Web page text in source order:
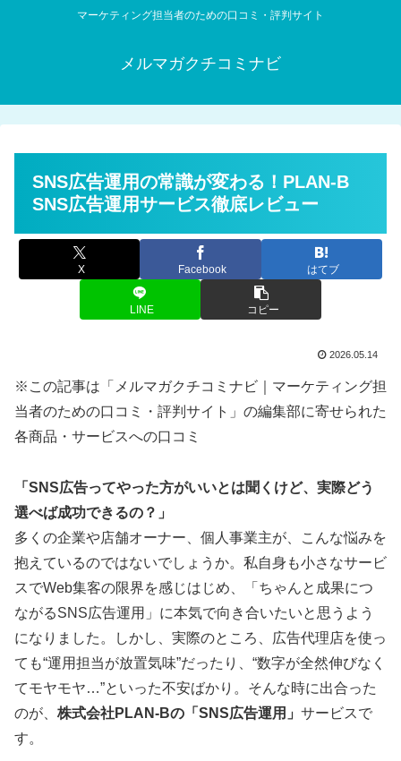
マーケティング担当者のための口コミ・評判サイト
メルマガクチコミナビ
SNS広告運用の常識が変わる！PLAN-B
SNS広告運用サービス徹底レビュー
X Facebook はてブ
LINE コピー
2026.05.14
※この記事は「メルマガクチコミナビ｜マーケティング担
当者のための口コミ・評判サイト」の編集部に寄せられた
各商品・サービスへの口コミ
「SNS広告ってやった方がいいとは聞くけど、実際どう
選べば成功できるの？」
多くの企業や店舗オーナー、個人事業主が、こんな悩みを
抱えているのではないでしょうか。私自身も小さなサービ
スでWeb集客の限界を感じはじめ、「ちゃんと成果につ
ながるSNS広告運用」に本気で向き合いたいと思うよう
になりました。しかし、実際のところ、広告代理店を使っ
ても“運用担当が放置気味”だったり、“数字が全然伸びなく
てモヤモヤ…”といった不安ばかり。そんな時に出合った
のが、 株式会社PLAN-Bの「SNS広告運用」 サービスで
す。